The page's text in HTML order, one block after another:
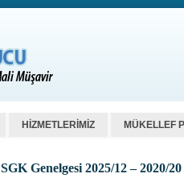
HİZMETLERİMİZ MÜKELLEF
SGK Genelgesi 2025/12 – 2020/